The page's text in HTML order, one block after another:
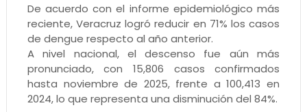
De acuerdo con el informe epidemiológico más
reciente, Veracruz logró reducir en 71% los casos
de dengue respecto al año anterior.
A nivel nacional, el descenso fue aún más
pronunciado, con 15,806 casos confirmados
hasta noviembre de 2025, frente a 100,413 en
2024, lo que representa una disminución del 84%.